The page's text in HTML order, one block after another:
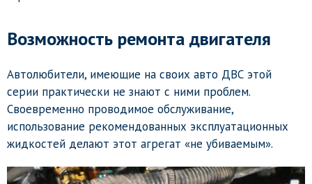
Возможность ремонта двигателя
Автолюбители, имеющие на своих авто ДВС этой
серии практически не знают с ними проблем.
Своевременно проводимое обслуживание,
использование рекомендованных эксплуатационных
жидкостей делают этот агрегат «не убиваемым».